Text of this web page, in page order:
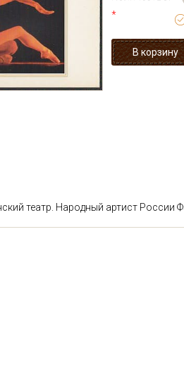
*
театр. Народный артист России